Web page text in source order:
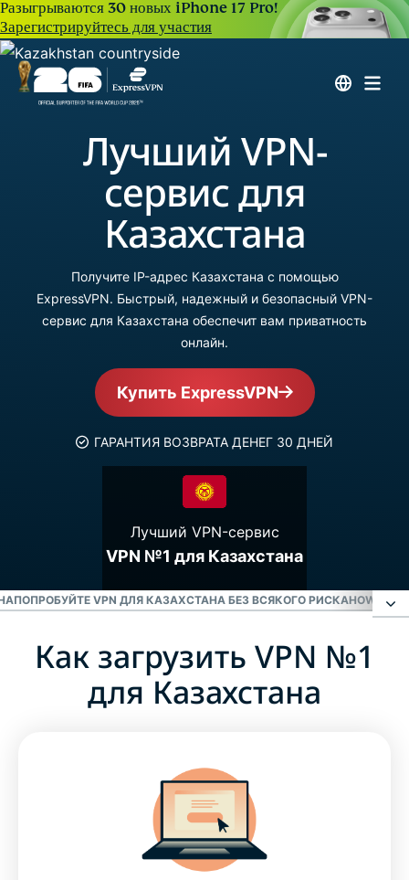
Разыгрываются 30 новых iPhone 17 Pro!
Зарегистрируйтесь для участия
Лучший VPN-
сервис для
Казахстана
Получите IP-адрес Казахстана с помощью
ExpressVPN. Быстрый, надежный и безопасный VPN-
сервис для Казахстана обеспечит вам приватность
онлайн.
Купить ExpressVPN
ГАРАНТИЯ ВОЗВРАТА ДЕНЕГ 30 ДНЕЙ
Лучший VPN-сервис
VPN №1 для Казахстана
ПОПРОБУЙТЕ VPN ДЛЯ КАЗАХСТАНА БЕЗ ВСЯКОГО РИСКАHOW TO
Как загрузить VPN №1 для Казахстана
Зачем подключаться к VPN-серверу в
Можно ли получить IP Казахстана через
бесплатные VPN?
Узнайте сами, почему ExpressVPN — лучший
Как загрузить VPN №1
для Казахстана